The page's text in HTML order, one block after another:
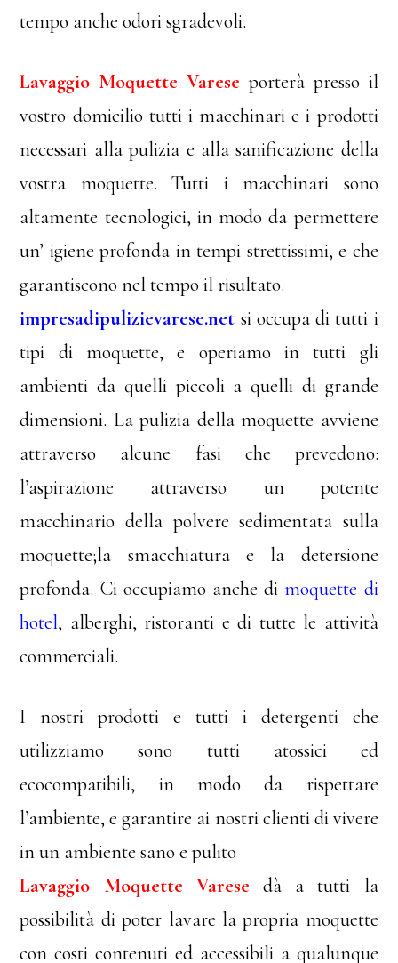
tempo anche odori sgradevoli.
Lavaggio Moquette Varese porterà presso il
vostro domicilio tutti i macchinari e i prodotti
necessari alla pulizia e alla sanificazione della
vostra moquette. Tutti i macchinari sono
altamente tecnologici, in modo da permettere
un’ igiene profonda in tempi strettissimi, e che
garantiscono nel tempo il risultato.
impresadipulizievarese.net si occupa di tutti i
tipi di moquette, e operiamo in tutti gli
ambienti da quelli piccoli a quelli di grande
dimensioni. La pulizia della moquette avviene
attraverso alcune fasi che prevedono:
l’aspirazione attraverso un potente
macchinario della polvere sedimentata sulla
moquette;la smacchiatura e la detersione
profonda. Ci occupiamo anche dimoquette di
hotel, alberghi, ristoranti e di tutte le attività
commerciali.
I nostri prodotti e tutti i detergenti che
utilizziamo sono tutti atossici ed
ecocompatibili, in modo da rispettare
l’ambiente, e garantire ai nostri clienti di vivere
in un ambiente sano e pulito
Lavaggio Moquette Varese dà a tutti la
possibilità di poter lavare la propria moquette
con costi contenuti ed accessibili a qualunque